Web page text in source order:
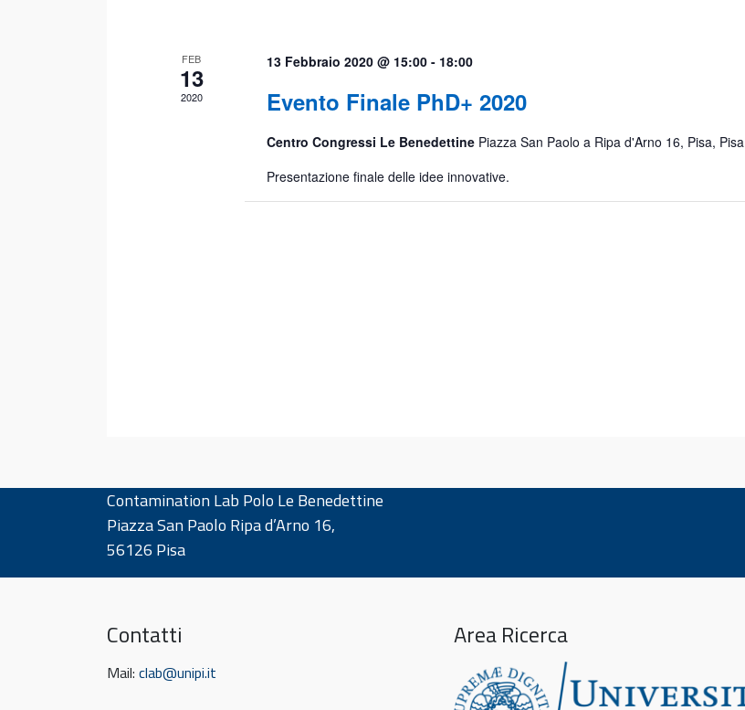
FEB
13
2020
13 Febbraio 2020 @ 15:00- 18:00
Evento Finale PhD+ 2020
Centro Congressi Le Benedettine Piazza San Paolo a Ripa d'Arno 16, Pisa, Pisa
Presentazione finale delle idee innovative.
Contamination Lab Polo Le Benedettine
Piazza San Paolo Ripa d’Arno 16,
56126 Pisa
Contatti
Mail: clab@unipi.it
Area Ricerca